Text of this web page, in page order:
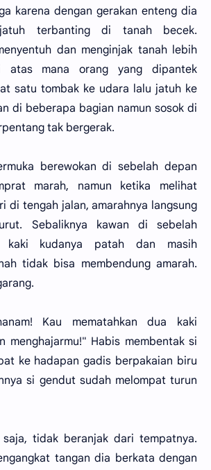
karena dengan gerakan enteng dia
terbanting di tanah becek.
dan menginjak tanah lebih
atas mana orang yang dipantek
satu tombak ke udara lalu jatuh ke
di beberapa bagian namun sosok di
tak bergerak.
berewokan di sebelah depan
marah, namun ketika melihat
di tengah jalan, amarahnya langsung
Sebaliknya kawan di sebelah
kaki kudanya patah dan masih
tidak bisa membendung amarah.
Kau mematahkan dua kaki
menghajarmu!" Habis membentak si
ke hadapan gadis berpakaian biru
si gendut sudah melompat turun
tidak beranjak dari tempatnya.
tangan dia berkata dengan